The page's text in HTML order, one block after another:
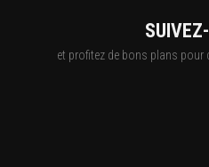
et profitez de bons plans pour